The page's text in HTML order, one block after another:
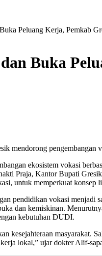
Peluang Kerja, Pemkab
Buka
mendorong pengembangan
ekosistem vokasi
Praja, Kantor Bupati
untuk memperkuat konsep
pendidikan vokasi menjadi
dan kemiskinan.
kebutuhan DUDI.
kesejahteraan masyarakat.
lokal,” ujar dokter Alif-